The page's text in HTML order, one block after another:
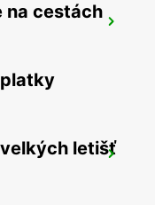
na cestách
letišť